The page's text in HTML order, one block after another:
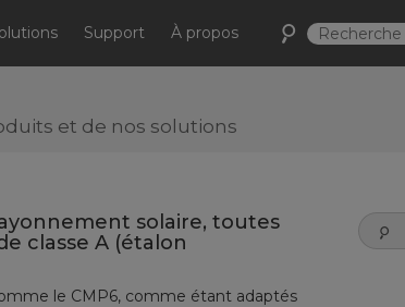
Support À propos
et de nos solutions
solaire, toutes
classe A (étalon
le CMP6, comme étant adaptés